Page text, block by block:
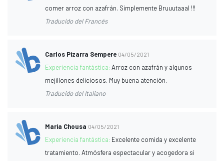
comer arroz con azafrán. Simplemente Bruuutaaal !!!
Traducido del Francés
Carlos Pizarra Sempere 04/05/2021
Experiencia fantástica:Arroz con azafrán y algunos
mejillones deliciosos. Muy buena atención.
Traducido del Italiano
Maria Chousa 04/05/2021
Experiencia fantástica: Excelente comida y excelente
tratamiento. Atmósfera espectacular y acogedora si